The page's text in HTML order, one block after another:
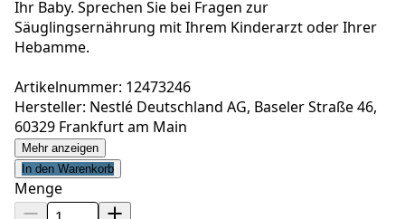
Ihr Baby. Sprechen Sie bei Fragen zur
Säuglingsernährung mit Ihrem Kinderarzt oder Ihrer
Hebamme.
Artikelnummer: 12473246
Hersteller: Nestlé Deutschland AG, Baseler Straße 46,
60329 Frankfurt am Main
Mehr anzeigen
In den Warenkorb
Menge